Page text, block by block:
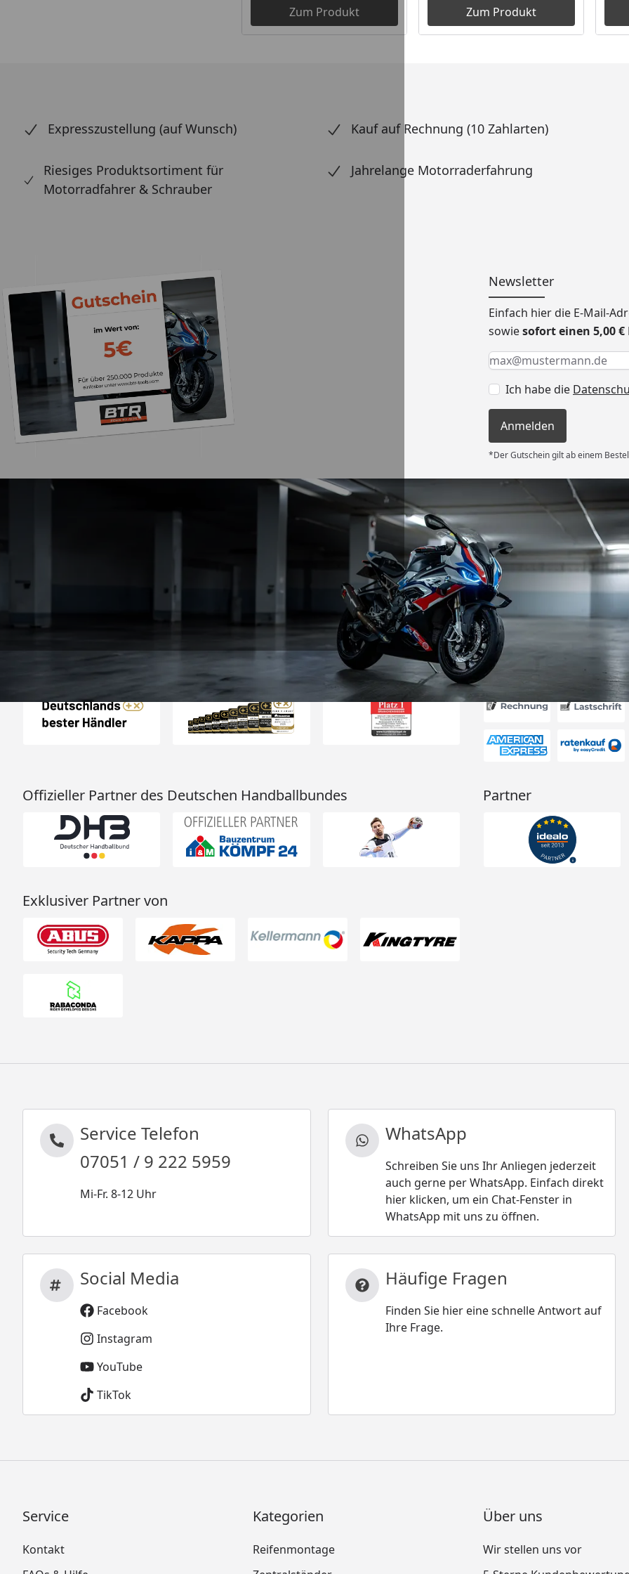
Zum Produkt Zum Produkt
Expresszustellung (auf Wunsch) Kauf auf Rechnung (10 Zahlarten)
Riesiges Produktsortiment für
Motorradfahrer & Schrauber
Jahrelange Motorraderfahrung
Newsletter
Einfach hier die E-Mail-
sowiesofort einen 5,00
Keine Eingabe erforderlich
Eingabe erforderlich
E-Mail *
Ich habe die
Anmelden
*Der Gutschein gilt ab einem
„Die Abwicklung eines Auftrages
bzw. Bestellung läuft angemessen
verlässliche Partner und das habe
ich hier gefunden.“
Versand
Auszeichnungen Akzeptierte
Offizieller Partner des Deutschen Handballbundes Partner
Exklusiver Partner von
Service Telefon
07051 / 9 222 5959
Mi-Fr. 8-12 Uhr
WhatsApp
Schreiben Sie uns Ihr Anliegen jederzeit
auch gerne per WhatsApp. Einfach direkt
hier klicken, um ein Chat-Fenster in
WhatsApp mit uns zu öffnen.
Social Media
Facebook
Instagram
YouTube
TikTok
Häufige Fragen
Finden Sie hier eine schnelle Antwort auf
Ihre Frage.
Service
Kontakt
Kategorien
Reifenmontage
Über uns
Wir stellen uns vor